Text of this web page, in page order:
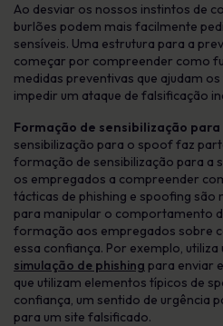
Ao desviar os nossos instintos de
burlões podem mais facilmente
sensíveis. Uma estrutura para a
começar por compreender como
medidas preventivas que ajudam
impedir um ataque de falsificação
Formação de sensibilização
sensibilização para o spoof faz
formação de sensibilização para a
os empregados a compreender
tácticas de phishing e spoofing são
para manipular o comportamento
formação aos empregados sobre
essa confiança. Por exemplo, utiliza
simulação de phishing para enviar
que utilizam elementos típicos de
confiança, um sentido de urgência
para um site falsificado.